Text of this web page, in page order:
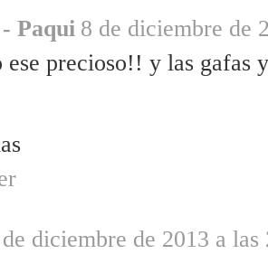
Paqui 8 de diciembre de
precioso!! y las gafas
diciembre de 2013 a las